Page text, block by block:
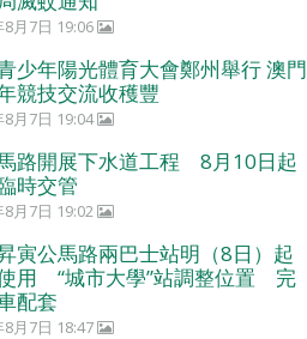
8月7日 19:06
少年陽光體育大會鄭州舉行 澳門
競技交流收穫豐
8月7日 19:04
路開展下水道工程 8月10日起
時交管
8月7日 19:02
寅公馬路兩巴士站明（8日）起
用 “城市大學”站調整位置 完
配套
8月7日 18:47